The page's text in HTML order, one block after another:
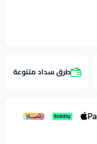
طرق سداد متنوعة